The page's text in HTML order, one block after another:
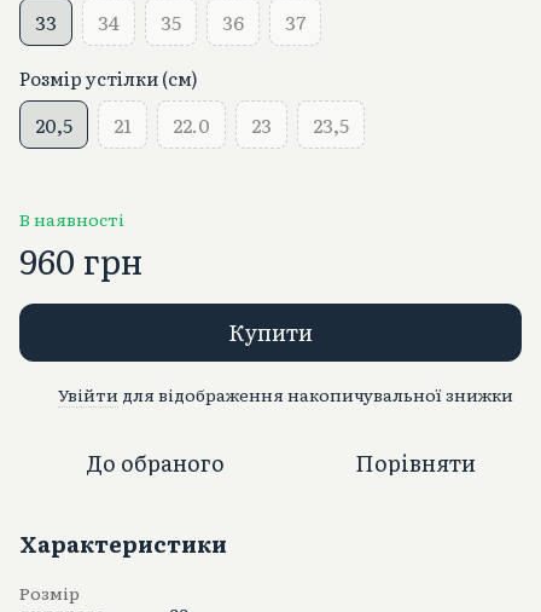
33 34 35 36 37
Розмір устілки (см)
20,5 21 22.0 23 23,5
В наявності
960 грн
Купити
Увійти для відображення накопичувальної знижки
До обраного Порівняти
Характеристики
Розмір